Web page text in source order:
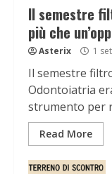
Il semestre
più che
Asterix 1
Il semestre
Odontoiatria
strumento per
Read More